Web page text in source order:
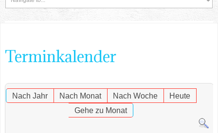
Terminkalender
Nach Jahr Nach Monat Nach Woche
Heute
Gehe zu Monat